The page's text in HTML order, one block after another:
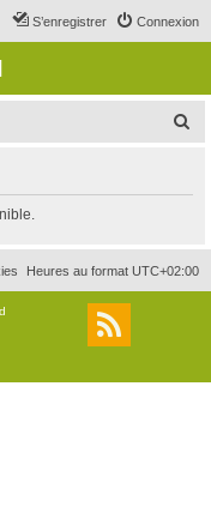
Connexion
S’enregistrer
r
c
r
Heures au format UTC+02:00